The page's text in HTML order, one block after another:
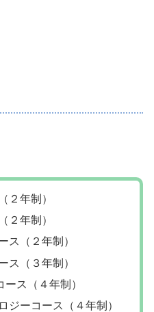
２年制）
２年制）
ス（２年制）
ス（３年制）
ス（４年制）
ジーコース（４年制）